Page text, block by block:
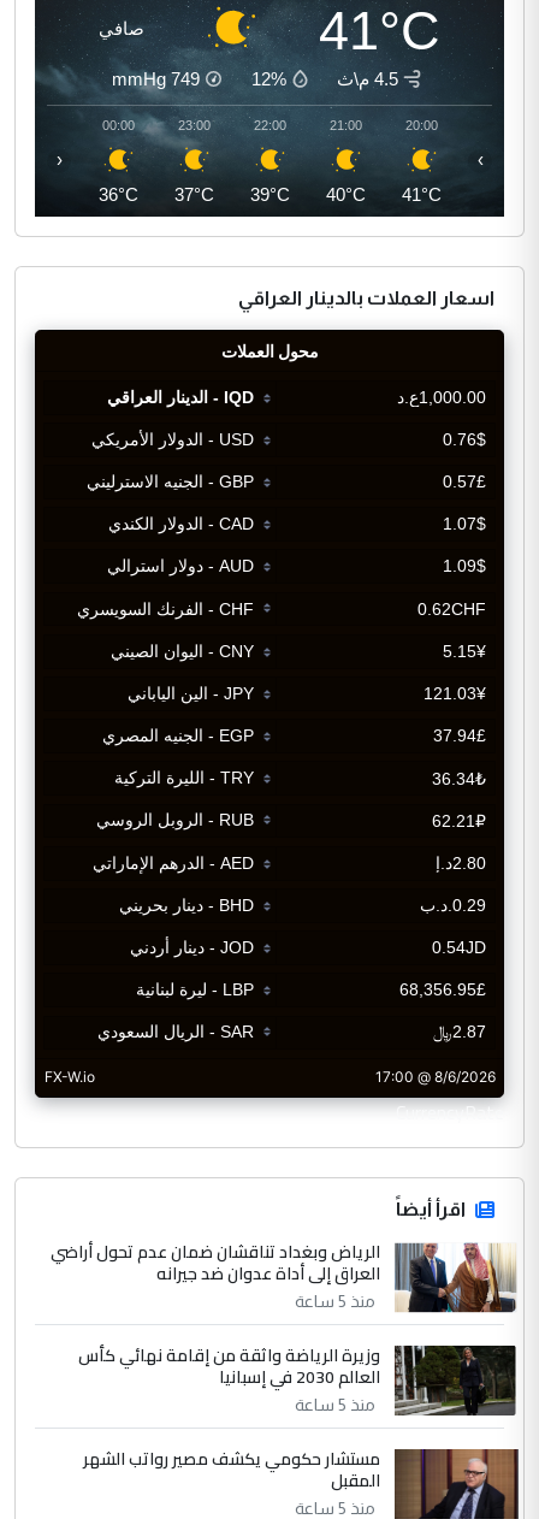
41°C صافي
4.5 م\ث 12%
749
mmHg
20:00
41°C
21:00
40°C
22:00
39°C
23:00
37°C
00:00
36°C
‹ ›
اسعار العملات بالدينار العراقي
CurrencyRate
اقرأ أيضاً
الرياض وبغداد تناقشان ضمان عدم تحول أراضي
العراق إلى أداة عدوان ضد جيرانه
منذ 5 ساعة
وزيرة الرياضة واثقة من إقامة نهائي كأس
العالم 2030 في إسبانيا
منذ 5 ساعة
مستشار حكومي يكشف مصير رواتب الشهر
المقبل
منذ 5 ساعة